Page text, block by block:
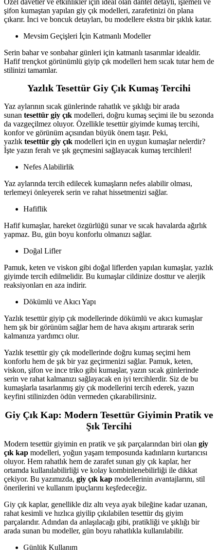
şifon kumaştan yapılan giy çık modelleri, zarafetinizi ön plana
çıkarır. İnci ve boncuk detayları, bu modellere ekstra bir şıklık katar.
Mevsim Geçişleri İçin Katmanlı Modeller
Serin bahar ve sonbahar günleri için katmanlı tasarımlar idealdir.
Hafif trençkot görünümlü giyip çık modelleri hem sıcak tutar hem de
stilinizi tamamlar.
Yazlık Tesettür Giy Çık Kumaş Tercihi
Yaz aylarının sıcak günlerinde rahatlık ve şıklığı bir arada
sunan tesettür giy çık modelleri, doğru kumaş seçimi ile bu sezonda
da vazgeçilmez oluyor. Özellikle tesettür giyimde kumaş tercihi,
konfor ve görünüm açısından büyük önem taşır. Peki,
yazlık tesettür giy çık modelleri için en uygun kumaşlar nelerdir?
İşte yazın ferah ve şık geçmesini sağlayacak kumaş tercihleri!
Nefes Alabilirlik
Yaz aylarında tercih edilecek kumaşların nefes alabilir olması,
terlemeyi önleyerek serin ve rahat hissetmenizi sağlar.
Hafiflik
Hafif kumaşlar, hareket özgürlüğü sunar ve sıcak havalarda ağırlık
yapmaz. Bu, gün boyu konforlu olmanızı sağlar.
Doğal Lifler
Pamuk, keten ve viskon gibi doğal liflerden yapılan kumaşlar, yazlık
giyimde tercih edilmelidir. Bu kumaşlar cildinize dosttur ve alerjik
reaksiyonları en aza indirir.
Dökümlü ve Akıcı Yapı
Yazlık tesettür giyip çık modellerinde dökümlü ve akıcı kumaşlar
hem şık bir görünüm sağlar hem de hava akışını artırarak serin
kalmanıza yardımcı olur.
Yazlık tesettür giy çık modellerinde doğru kumaş seçimi hem
konforlu hem de şık bir yaz geçirmenizi sağlar. Pamuk, keten,
viskon, şifon ve ince triko gibi kumaşlar, yazın sıcak günlerinde
serin ve rahat kalmanızı sağlayacak en iyi tercihlerdir. Siz de bu
kumaşlarla tasarlanmış giy çık modellerini tercih ederek, yazın
keyfini stilinizden ödün vermeden çıkarabilirsiniz.
Giy Çık Kap: Modern Tesettür Giyimin Pratik ve
Şık Tercihi
Modern tesettür giyimin en pratik ve şık parçalarından biri olan giy
çık kap modelleri, yoğun yaşam temposunda kadınların kurtarıcısı
oluyor. Hem rahatlık hem de zarafet sunan giy çık kaplar, her
ortamda kullanılabilirliği ve kolay kombinlenebilirliği ile dikkat
çekiyor. Bu yazımızda, giy çık kap modellerinin avantajlarını, stil
önerilerini ve kullanım ipuçlarını keşfedeceğiz.
Giy çık kaplar, genellikle diz altı veya ayak bileğine kadar uzanan,
rahat kesimli ve hızlıca giyilip çıkılabilen tesettür dış giyim
parçalarıdır. Adından da anlaşılacağı gibi, pratikliği ve şıklığı bir
arada sunan bu modeller, gün boyu rahatlıkla kullanılabilir.
Günlük Kullanım